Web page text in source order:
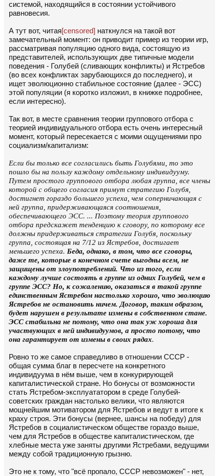
системой, находящийся в состоянии устойчивого
равновесия.
А тут вот, читая[censored] наткнулся на такой вот
замечательный момент: он приводит пример из теории игр,
рассматривая популяцию одного вида, состоящую из
представителей, использующих две типичные модели
поведения - Голубей (сливающих конфликты) и Ястребов
(во всех конфликтах зарубающихся до последнего), и
ищет эволюционно стабильное состояние (далее - ЭСС)
этой популяции (я коротко изложил, в книжке подробнее,
если интересно).
Так вот, в месте сравнения теории группового отбора с
теорией индивидуального отбора есть очень интересный
момент, который пересекается с моими ощущениями про
социализм/капитализм:
Если бы только все согласились быть Голубями, то это
пошло бы на пользу каждому отдельному индивидууму.
Путем простого группового отбора любая группа, все члены
которой с общего согласия примут стратегию Голубя,
достигнет гораздо большего успеха, чем соперничающая с
ней группа, придерживающаяся соотношения,
обеспечивающего ЭСС. ... Поэтому теория группового
отбора предскажет тенденцию к сговору, по которому все
должны придерживаться стратегии Голубя, поскольку
группа, состоящая на 7/12 из Ястребов, достигает
меньшего успеха. Беда, однако, в том, что все сговоры,
даже те, которые в конечном счете выгодны всем, не
защищены от злоупотреблений. Что из того, если
каждому лучше состоять в группе из одних Голубей, чем в
группе ЭСС? Но, к сожалению, оказаться в такой группе
единственным Ястребом настолько хорошо, что эволюцию
Ястребов не остановить ничем. Договор, таким образом,
будет нарушен в результате измены в собственном стане.
ЭСС стабильна не потому, что она так уж хороша для
участвующих в ней индивидуумов, а просто потому, что
она гарантирует от измены в своих рядах.
Ровно то же самое справедливо в отношении СССР -
общая сумма благ в пересчете на конкретного
индивидуума в нём выше, чем в конкурирующей
капиталистической стране. Но бонусы от возможности
стать Ястребом-эксплуататором в среде Голубей-
советских граждан настолько велики, что являются
мощнейшим мотиватором для Ястребов и ведут в итоге к
краху строя. Эти бонусы (вернее, шансы на победу) для
Ястребов в социалистическом обществе гораздо выше,
чем для Ястребов в обществе капиталистическом, где
хлебные места уже заняты другими Ястребами, ведущими
между собой традиционную грызню.
Это не к тому, что "всё пропало, СССР невозможен" - нет,